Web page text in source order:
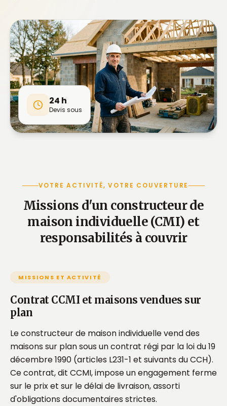
24 h
Devis sous
VOTRE ACTIVITÉ, VOTRE COUVERTURE
Missions d'un constructeur de
maison individuelle (CMI) et
responsabilités à couvrir
MISSIONS ET ACTIVITÉ
Contrat CCMI et maisons vendues sur
plan
Le constructeur de maison individuelle vend des
maisons sur plan sous un contrat régi par la loi du 19
décembre 1990 (articles L231-1 et suivants du CCH).
Ce contrat, dit CCMI, impose un engagement ferme
sur le prix et sur le délai de livraison, assorti
d'obligations documentaires strictes.